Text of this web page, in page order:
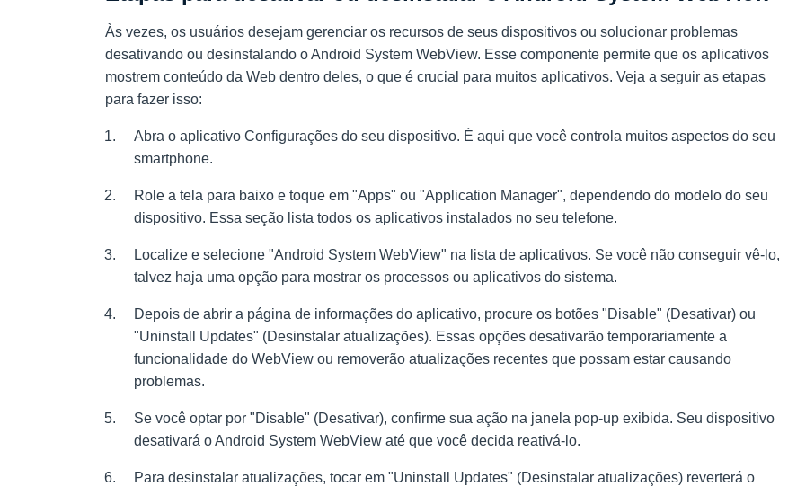
Às vezes, os usuários desejam gerenciar os recursos de seus dispositivos ou solucionar problemas
desativando ou desinstalando o Android System WebView. Esse componente permite que os aplicativos
mostrem conteúdo da Web dentro deles, o que é crucial para muitos aplicativos. Veja a seguir as etapas
para fazer isso:
Abra o aplicativo Configurações do seu dispositivo. É aqui que você controla muitos aspectos do seu
smartphone.
Role a tela para baixo e toque em "Apps" ou "Application Manager", dependendo do modelo do seu
dispositivo. Essa seção lista todos os aplicativos instalados no seu telefone.
Localize e selecione "Android System WebView" na lista de aplicativos. Se você não conseguir vê-lo,
talvez haja uma opção para mostrar os processos ou aplicativos do sistema.
Depois de abrir a página de informações do aplicativo, procure os botões "Disable" (Desativar) ou
"Uninstall Updates" (Desinstalar atualizações). Essas opções desativarão temporariamente a
funcionalidade do WebView ou removerão atualizações recentes que possam estar causando
problemas.
Se você optar por "Disable" (Desativar), confirme sua ação na janela pop-up exibida. Seu dispositivo
desativará o Android System WebView até que você decida reativá-lo.
Para desinstalar atualizações, tocar em "Uninstall Updates" (Desinstalar atualizações) reverterá o